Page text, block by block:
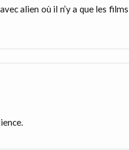
alien où il n’y a que les